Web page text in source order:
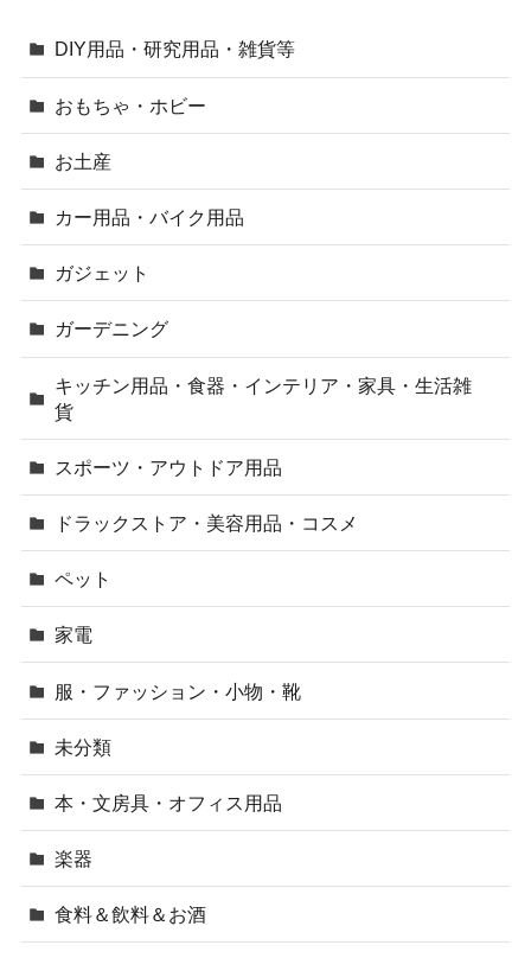
DIY用品・研究用品・雑貨等
おもちゃ・ホビー
お土産
カー用品・バイク用品
ガジェット
ガーデニング
キッチン用品・食器・インテリア・家具・生活雑
貨
スポーツ・アウトドア用品
ドラックストア・美容用品・コスメ
ペット
家電
服・ファッション・小物・靴
未分類
本・文房具・オフィス用品
楽器
食料＆飲料＆お酒